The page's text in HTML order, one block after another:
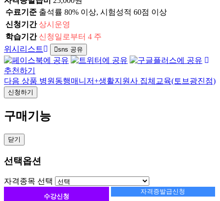
수료기준 출석률 80% 이상, 시험성적 60점 이상
신청기간 상시운영
학습기간 신청일로부터 4 주
위시리스트
sns 공유
추천하기
다음 상품 병원동행매니저+생활지원사 집체교육(토브광진점)
신청하기
구매기능
닫기
선택옵션
자격종목 선택
자격증발급신청
수강신청